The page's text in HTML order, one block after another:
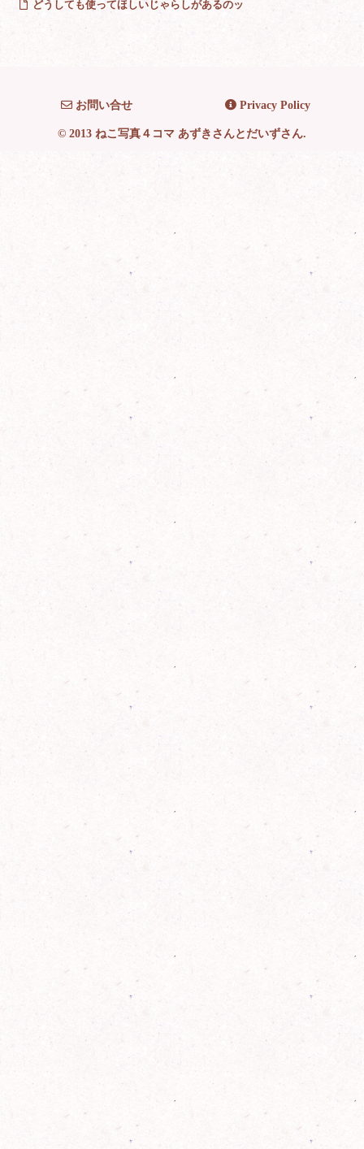
どうしても使ってほしいじゃらしがあるのッ
お問い合せ Privacy Policy
© 2013 ねこ写真４コマ あずきさんとだいずさん.